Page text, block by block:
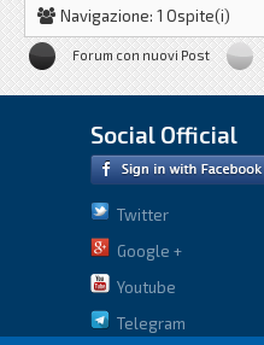
Navigazione: 1 Ospite(i)
Forum con nuovi Post
Social Official
Twitter
Google +
Youtube
Telegram